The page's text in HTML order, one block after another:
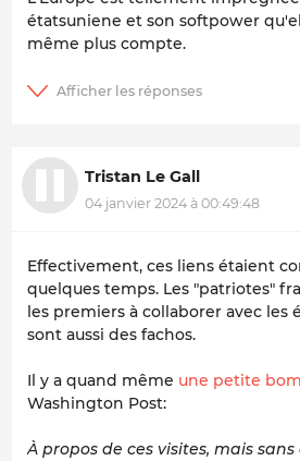
étatsuniene et son softpower
même plus compte.
Tristan Le Gall
04 janvier 2024 à 00:49:48
Effectivement, ces liens étaient
quelques temps. Les "patriotes"
les premiers à collaborer avec les
sont aussi des fachos.
Il y a quand même une petite
Washington Post:
À propos de ces visites, mais